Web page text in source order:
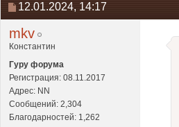
12.01.2024, 14:17
mkv
Константин
Гуру форума
Регистрация: 08.11.2017
Адрес: NN
Сообщений: 2,304
Благодарностей: 1,262